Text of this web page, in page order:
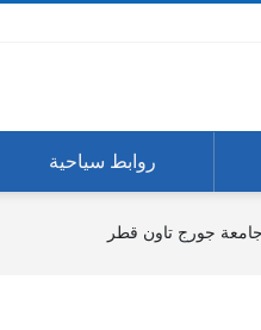
روابط سياحية
جورج تاون قطر